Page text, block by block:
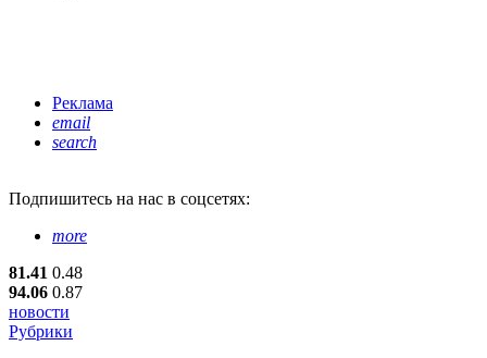
Реклама
email
search
Подпишитесь на нас в соцсетях:
more
81.41 0.48
94.06 0.87
новости
Рубрики